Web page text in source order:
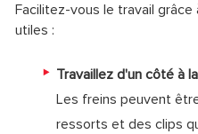
Facilitez-vous le travail
utiles :
Travaillez d'un côté à
Les freins peuvent
ressorts et des clips